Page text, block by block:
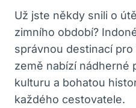
Už jste někdy snili o
zimního období?
správnou destinací
země nabízí nádherné
kulturu a bohatou
každého cestovatele.